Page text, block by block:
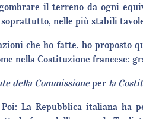
il terreno da ogni
soprattutto, nelle più stabili
che ho fatte, ho proposto
nella Costituzione francese:
della Commissioneper la
Poi: La Repubblica italiana